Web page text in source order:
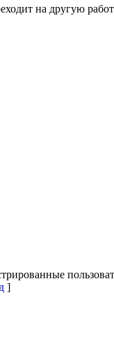
на другую
]